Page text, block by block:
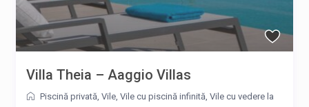
Villa Theia – Aaggio Villas
Piscină privată ,Vile ,Vile cu piscină infinită ,Vile cu vedere la